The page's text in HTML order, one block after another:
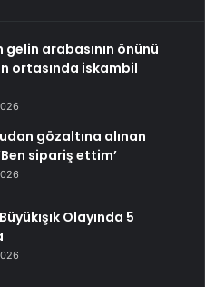
gelin arabasının önünü
ortasında iskambil
gözaltına alınan
sipariş ettim’
Olayında 5